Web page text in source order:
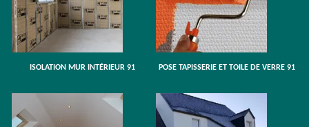
ISOLATION MUR INTÉRIEUR 91 POSE TAPISSERIE ET TOILE DE VERRE 91